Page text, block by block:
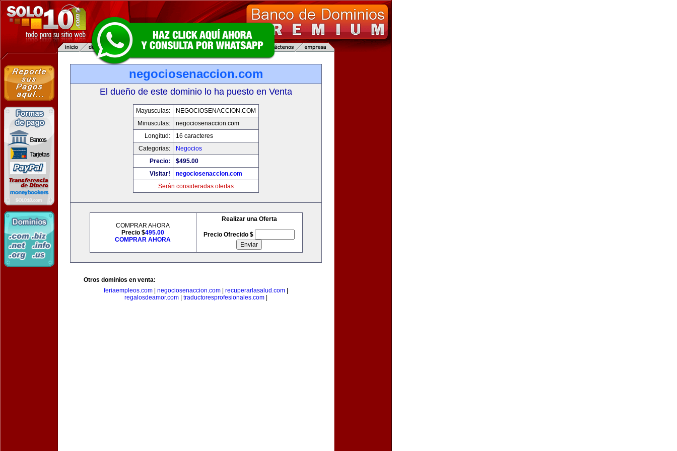
negociosenaccion.com
El dueño de este dominio lo ha puesto en Venta
Mayusculas:
NEGOCIOSENACCION.COM
Minusculas:
negociosenaccion.com
Longitud:
16 caracteres
Categorias:
Negocios
Precio:
$495.00
Visitar!
negociosenaccion.com
Serán consideradas ofertas
COMPRAR AHORA
Precio $495.00
COMPRAR AHORA
Realizar una Oferta
Precio Ofrecido $
Otros dominios en venta:
feriaempleos.com
negociosenaccion.com recuperarlasalud.com
regalosdeamor.com
traductoresprofesionales.com